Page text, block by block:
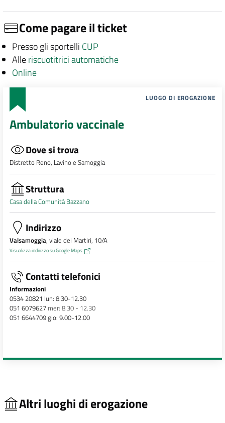
Come pagare il ticket
Presso gli sportelli CUP
Alleriscuotitrici automatiche
Online
LUOGO DI EROGAZIONE
Ambulatorio vaccinale
Dove si trova
Distretto Reno, Lavino e Samoggia
Struttura
Casa della Comunità Bazzano
Indirizzo
Valsamoggia, viale dei Martiri, 10/A
Visualizza indirizzo su Google Maps
Contatti telefonici
Informazioni
0534 20821 lun: 8.30-12.30
051 6079627mer: 8.30 - 12.30
051 6644709 gio: 9.00-12.00
Altri luoghi di erogazione